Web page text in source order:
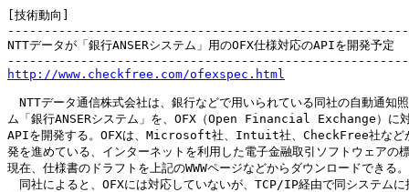
[技術動向]
NTTデータが「銀行ANSERシステム」用のOFX仕様対応のAPIを開発予定
http://www.checkfree.com/ofexspec.html
NTTデータ通信株式会社は、銀行などで用いられている同社の自動通知
ム「銀行ANSERシステム」を、OFX（Open Financial Exchange）に
APIを開発する。OFXは、Microsoft社、Intuit社、CheckFree社など
発を進めている、インターネットを利用した電子金融取引ソフトウェアの
現在、仕様書のドラフトを上記のWWWページなどからダウンロードできる。
同社によると、OFXには対応していないが、TCP/IP経由で同システムに